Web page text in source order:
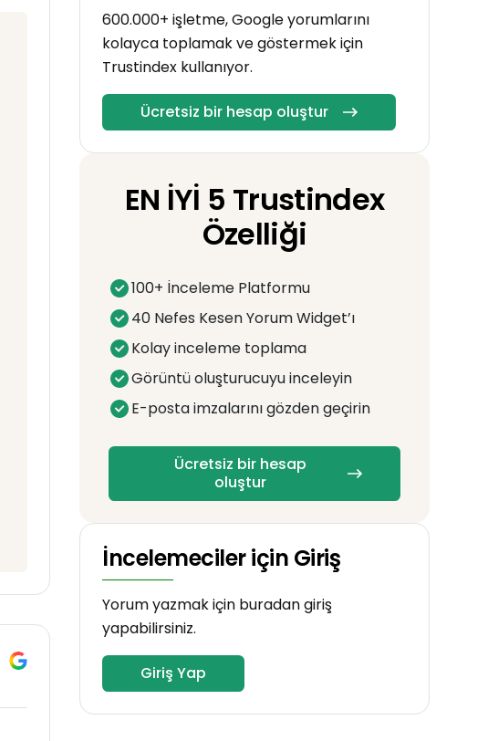
600.000+ işletme, Google yorumlarını
kolayca toplamak ve göstermek için
Trustindex kullanıyor.
Ücretsiz bir hesap oluştur
EN İYİ 5 Trustindex
Özelliği
100+ İnceleme Platformu
40 Nefes Kesen Yorum Widget’ı
Kolay inceleme toplama
Görüntü oluşturucuyu inceleyin
E-posta imzalarını gözden geçirin
Ücretsiz bir hesap
oluştur
İncelemeciler için Giriş
Yorum yazmak için buradan giriş
yapabilirsiniz.
Giriş Yap